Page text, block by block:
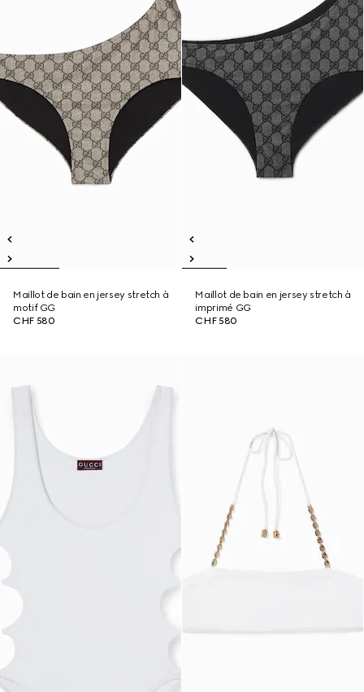
Maillot de bain en jersey stretch à
motif GG
CHF 580
Maillot de bain en jersey stretch à
imprimé GG
CHF 580